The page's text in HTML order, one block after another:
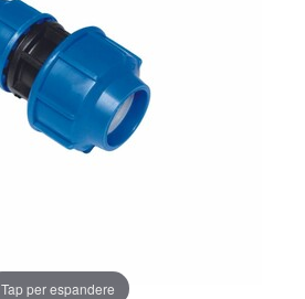
Tap per espandere